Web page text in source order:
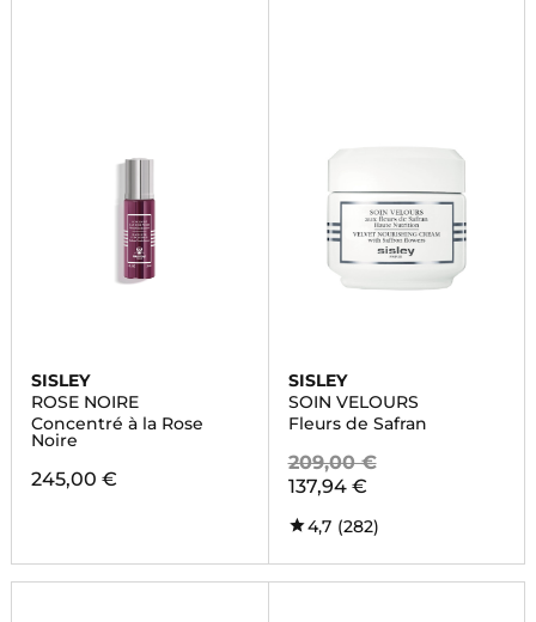
SISLEY
ROSE NOIRE
Concentré à la Rose
Noire
245,00 €
SISLEY
SOIN VELOURS
Fleurs de Safran
209,00 €
137,94 €
4,7 (282)